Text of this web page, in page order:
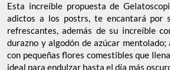
Esta increíble propuesta de
adictos a los postrs, te encantará por
refrescantes, además de su increíble
durazno y algodón de azúcar mentolado;
con pequeñas flores comestibles que
ideal para endulzar hasta el día más